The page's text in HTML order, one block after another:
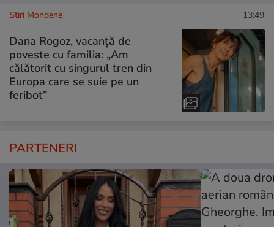
Stiri Mondene 13:49
Dana Rogoz, vacanță de
poveste cu familia: „Am
călătorit cu singurul tren din
Europa care se suie pe un
feribot”
PARTENERI